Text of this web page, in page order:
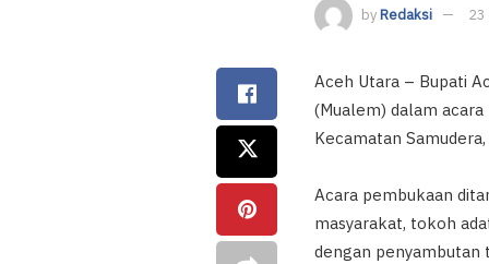
byRedaksi 23
Aceh Utara – Bupati
(Mualem) dalam
Kecamatan
Acara pembukaan
masyarakat, tokoh
dengan penyambutan